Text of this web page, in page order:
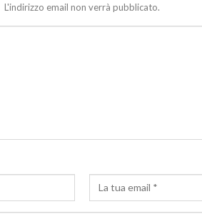
L'indirizzo email non verrà pubblicato.